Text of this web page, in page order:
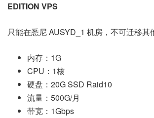
EDITION VPS
只能在悉尼 AUSYD_1 机房，不可迁移其
内存：1G
CPU：1核
硬盘：20G SSD Raid10
流量：500G/月
带宽：1Gbps